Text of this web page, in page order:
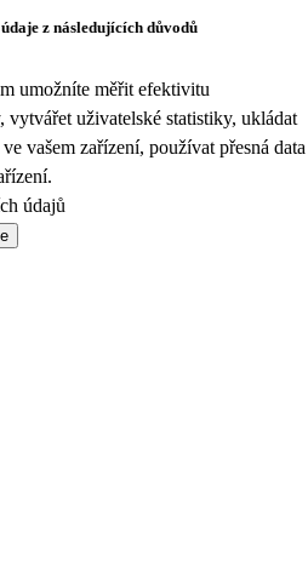
z následujících důvodů
umožníte měřit efektivitu
vytvářet uživatelské statistiky, ukládat
vašem zařízení, používat přesná data
údajů